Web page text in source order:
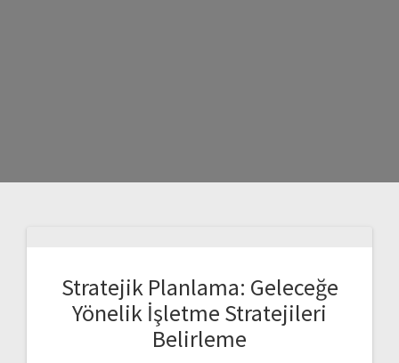
Stratejik Planlama: Geleceğe
Yönelik İşletme Stratejileri
Belirleme